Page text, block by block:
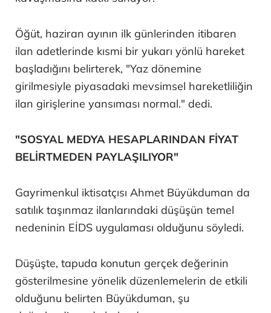
Öğüt, haziran ayının ilk günlerinden itibaren
ilan adetlerinde kısmi bir yukarı yönlü hareket
başladığını belirterek, "Yaz dönemine
girilmesiyle piyasadaki mevsimsel hareketliliğin
ilan girişlerine yansıması normal." dedi.
"SOSYAL MEDYA HESAPLARINDAN FİYAT
BELİRTMEDEN PAYLAŞILIYOR"
Gayrimenkul iktisatçısı Ahmet Büyükduman da
satılık taşınmaz ilanlarındaki düşüşün temel
nedeninin EİDS uygulaması olduğunu söyledi.
Düşüşte, tapuda konutun gerçek değerinin
gösterilmesine yönelik düzenlemelerin de etkili
olduğunu belirten Büyükduman, şu